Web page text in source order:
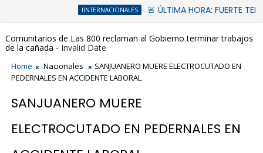
IINTERNACIONALES 🚨 ÚLTIMA HORA: FUERTE
Comunitarios de Las 800 reclaman al Gobierno terminar trabajos
de la cañada - Invalid Date
Home Nacionales
SANJUANERO MUERE ELECTROCUTADO EN
PEDERNALES EN ACCIDENTE LABORAL
SANJUANERO MUERE
ELECTROCUTADO EN PEDERNALES EN